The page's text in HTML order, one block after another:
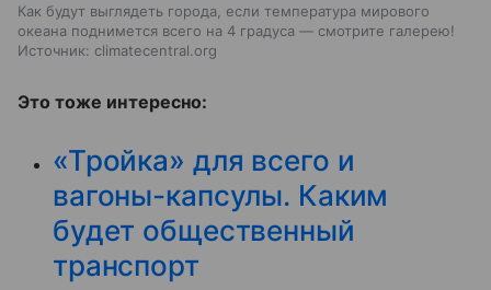
Как будут выглядеть города, если температура мирового
океана поднимется всего на 4 градуса — смотрите галерею!
Источник: climatecentral.org
Это тоже интересно:
«Тройка» для всего и
вагоны-капсулы. Каким
будет общественный
транспорт